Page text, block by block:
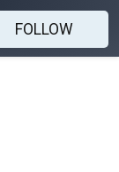
FOLLOW